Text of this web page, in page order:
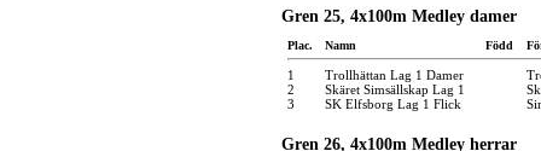
Gren 25, 4x100m Medley damer
Plac. Namn Född
1 Trollhättan Lag 1 Damer
2
Skäret Simsällskap Lag 1
3
SK Elfsborg Lag 1 Flick
Gren 26, 4x100m Medley herrar